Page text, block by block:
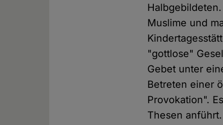
Muslime und
"gottlose"
Gebet unter
Betreten einer
Provokation".
Thesen